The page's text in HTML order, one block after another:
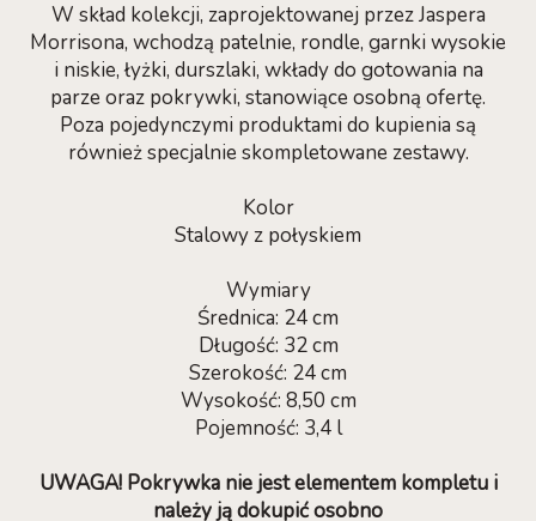
W skład kolekcji, zaprojektowanej przez Jaspera
Morrisona, wchodzą patelnie, rondle, garnki wysokie
i niskie, łyżki, durszlaki, wkłady do gotowania na
parze oraz pokrywki, stanowiące osobną ofertę.
Poza pojedynczymi produktami do kupienia są
również specjalnie skompletowane zestawy.
Kolor
Stalowy z połyskiem
Wymiary
Średnica: 24 cm
Długość: 32 cm
Szerokość: 24 cm
Wysokość: 8,50 cm
Pojemność: 3,4 l
UWAGA! Pokrywka nie jest elementem kompletu i
należy ją dokupić osobno